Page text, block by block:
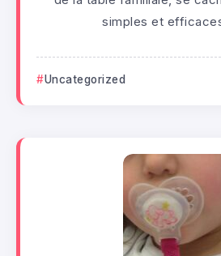
simples et
Uncategorized